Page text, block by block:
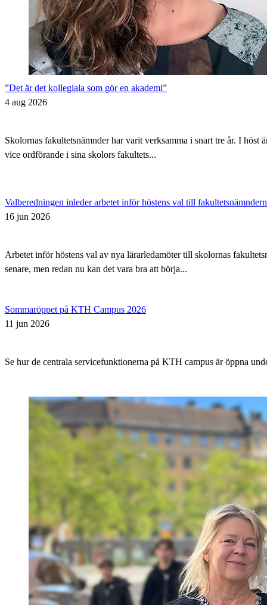
”Det är det kollegiala som gör en akademi”
4 aug 2026
Skolornas fakultetsnämnder har varit verksamma i snart tre år. I
vice ordförande i sina skolors fakultets...
Valberedningen inleder arbetet inför höstens val till
16 jun 2026
Arbetet inför höstens val av nya lärarledamöter till skolornas
senare, men redan nu kan det vara bra att börja...
Sommaröppet på KTH Campus 2026
11 jun 2026
Se hur de centrala servicefunktionerna på KTH campus är öppna